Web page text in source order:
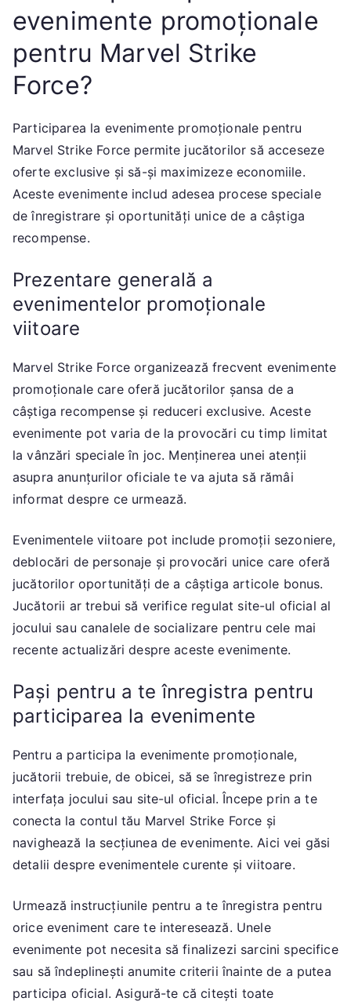
evenimente promoționale
pentru Marvel Strike
Force?
Participarea la evenimente promoționale pentru
Marvel Strike Force permite jucătorilor să acceseze
oferte exclusive și să-și maximizeze economiile.
Aceste evenimente includ adesea procese speciale
de înregistrare și oportunități unice de a câștiga
recompense.
Prezentare generală a
evenimentelor promoționale
viitoare
Marvel Strike Force organizează frecvent evenimente
promoționale care oferă jucătorilor șansa de a
câștiga recompense și reduceri exclusive. Aceste
evenimente pot varia de la provocări cu timp limitat
la vânzări speciale în joc. Menținerea unei atenții
asupra anunțurilor oficiale te va ajuta să rămâi
informat despre ce urmează.
Evenimentele viitoare pot include promoții sezoniere,
deblocări de personaje și provocări unice care oferă
jucătorilor oportunități de a câștiga articole bonus.
Jucătorii ar trebui să verifice regulat site-ul oficial al
jocului sau canalele de socializare pentru cele mai
recente actualizări despre aceste evenimente.
Pași pentru a te înregistra pentru
participarea la evenimente
Pentru a participa la evenimente promoționale,
jucătorii trebuie, de obicei, să se înregistreze prin
interfața jocului sau site-ul oficial. Începe prin a te
conecta la contul tău Marvel Strike Force și
navighează la secțiunea de evenimente. Aici vei găsi
detalii despre evenimentele curente și viitoare.
Urmează instrucțiunile pentru a te înregistra pentru
orice eveniment care te interesează. Unele
evenimente pot necesita să finalizezi sarcini specifice
sau să îndeplinești anumite criterii înainte de a putea
participa oficial. Asigură-te că citești toate